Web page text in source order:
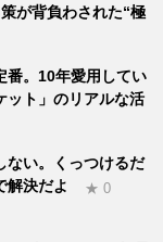
が背負わされた“極
番。10年愛用してい
ット」のリアルな活
ない。くっつけるだ
解決だよ
★ 0